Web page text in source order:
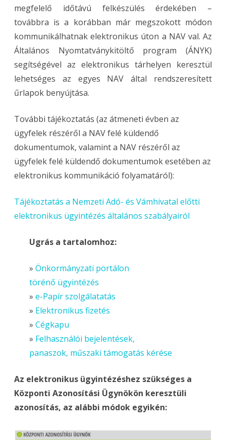
megfelelő időtávú felkészülés érdekében –
továbbra is a korábban már megszokott módon
kommunikálhatnak elektronikus úton a NAV val. Az
Általános Nyomtatványkitöltő program (ÁNYK)
segítségével az elektronikus tárhelyen keresztül
lehetséges az egyes NAV által rendszeresített
űrlapok benyújtása.
További tájékoztatás (az átmeneti évben az
ügyfelek részéről a NAV felé küldendő
dokumentumok, valamint a NAV részéről az
ügyfelek felé küldendő dokumentumok esetében az
elektronikus kommunikáció folyamatáról):
Tájékoztatás a Nemzeti Adó- és Vámhivatal előtti
elektronikus ügyintézés általános szabályairól
Ugrás a tartalomhoz:
» Önkormányzati portálon
törénő ügyintézés
» e-Papír szolgálatatás
» Elektronikus fizetés
» Cégkapu
» Felhasználói bejelentések,
panaszok, műszaki támogatás kérése
Az elektronikus ügyintézéshez szükséges a
Központi Azonosítási Ügynökön keresztüli
azonosítás, az alábbi módok egyikén: